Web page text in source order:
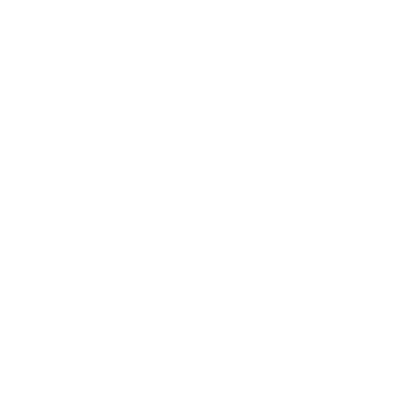
tu casa.
mi hogar durante algún tiempo. A medida que
que siempre ha sido un hombre manipulador y
de mis tres hijos pequeños, incluyendo sus
para pagar el alquiler de un nuevo lugar